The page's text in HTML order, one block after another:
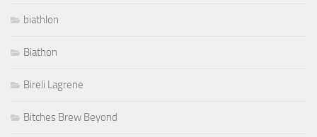
biathlon
Biathon
Bireli Lagrene
Bitches Brew Beyond